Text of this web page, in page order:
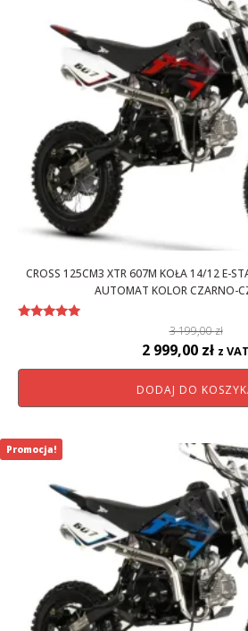
CROSS 125CM3 XTR 607M KOŁA 14/12 E-
AUTOMAT KOLOR CZARNO-
3 199,00zł
Pierwotna
cena
wynosiła:
199,00 zł.
2 999,00 zł
cena
z VAT
DODAJ DO
Promocja!